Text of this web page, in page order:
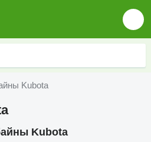
Kubota
Kubota